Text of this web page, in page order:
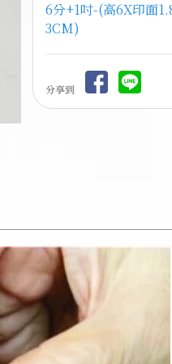
6分+1吋-(高6X印面
3CM)
分享到